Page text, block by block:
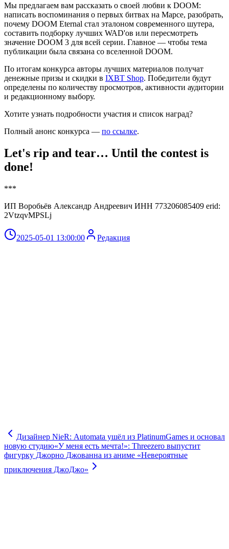
Мы предлагаем вам рассказать о своей любви к DOOM:
написать воспоминания о первых битвах на Марсе, разобрать,
почему DOOM Eternal стал эталоном современного шутера,
составить подборку лучших WAD'ов или пересмотреть
значение DOOM 3 для всей серии. Главное — чтобы тема
публикации была связана со вселенной DOOM.
По итогам конкурса авторы лучших материалов получат
денежные призы и скидки в IXBT Shop. Победители будут
определены по количеству просмотров, активности аудитории
и редакционному выбору.
Хотите узнать подробности участия и список наград?
Полный анонс конкурса — по ссылке.
Let's rip and tear… Until the contest is
done!
***
ИП Воробьёв Александр Андреевич ИНН 773206085409 erid:
2VtzqvMPSLj
2025-05-01 13:00:00 Редакция
Дизайнер NieR: Automata ушёл из PlatinumGames и основал
новую студию«У меня есть мечта!»: Threezero выпустит
фигурку Джорно Джованна из аниме «Невероятные
приключения ДжоДжо»